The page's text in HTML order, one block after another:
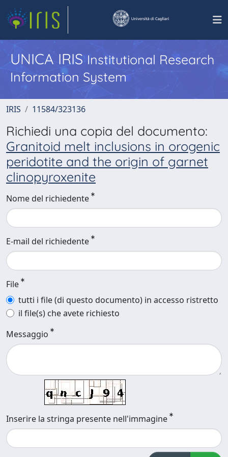
UNICA IRISInstitutional Research
Information System
IRIS 11584/323136
Richiedi una copia del documento:
Granitoid melt inclusions in orogenic
peridotite and the origin of garnet
clinopyroxenite
Nome del richiedente
E-mail del richiedente
File
tutti i file (di questo documento) in accesso ristretto
il file(s) che avete richiesto
Messaggio
Inserire la stringa presente nell'immagine